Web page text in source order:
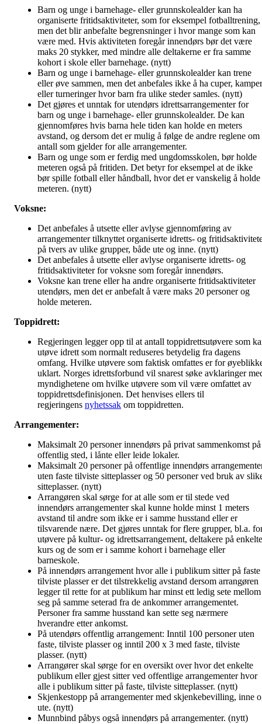
Barn og unge i barnehage- eller grunnskolealder kan ha
organiserte fritidsaktiviteter, som for eksempel fotballtrening,
men det blir anbefalte begrensninger i hvor mange som kan
være med. Hvis aktiviteten foregår innendørs bør det være
maks 20 stykker, med mindre alle deltakerne er fra samme
kohort i skole eller barnehage. (nytt)
Barn og unge i barnehage- eller grunnskolealder kan trene
eller øve sammen, men det anbefales ikke å ha cuper, kamper
eller turneringer hvor barn fra ulike steder samles. (nytt)
Det gjøres et unntak for utendørs idrettsarrangementer for
barn og unge i barnehage- eller grunnskolealder. De kan
gjennomføres hvis barna hele tiden kan holde en meters
avstand, og dersom det er mulig å følge de andre reglene om
antall som gjelder for alle arrangementer.
Barn og unge som er ferdig med ungdomsskolen, bør holde
meteren også på fritiden. Det betyr for eksempel at de ikke
bør spille fotball eller håndball, hvor det er vanskelig å holde
meteren. (nytt)
Voksne:
Det anbefales å utsette eller avlyse gjennomføring av
arrangementer tilknyttet organiserte idretts- og
på tvers av ulike grupper, både ute og inne. (nytt)
Det anbefales å utsette eller avlyse organiserte idretts- og
fritidsaktiviteter for voksne som foregår innendørs.
Voksne kan trene eller ha andre organiserte fritidsaktiviteter
utendørs, men det er anbefalt å være maks 20 personer og
holde meteren.
Toppidrett:
Regjeringen legger opp til at antall toppidrettsutøvere som
utøve idrett som normalt reduseres betydelig fra dagens
omfang. Hvilke utøvere som faktisk omfattes er for
uklart. Norges idrettsforbund vil snarest søke avklaringer
myndighetene om hvilke utøvere som vil være omfattet av
toppidrettsdefinisjonen. Det henvises ellers til
regjeringens nyhetssak om toppidretten.
Arrangementer:
Maksimalt 20 personer innendørs på privat sammenkomst på
offentlig sted, i lånte eller leide lokaler.
Maksimalt 20 personer på offentlige innendørs
uten faste tilviste sitteplasser og 50 personer ved bruk av
sitteplasser. (nytt)
Arrangøren skal sørge for at alle som er til stede ved
innendørs arrangementer skal kunne holde minst 1 meters
avstand til andre som ikke er i samme husstand eller er
tilsvarende nære. Det gjøres unntak for flere grupper, bl.a.
utøvere på kultur- og idrettsarrangement, deltakere på enkelte
kurs og de som er i samme kohort i barnehage eller
barneskole.
På innendørs arrangement hvor alle i publikum sitter på faste
tilviste plasser er det tilstrekkelig avstand dersom arrangøren
legger til rette for at publikum har minst ett ledig sete mellom
seg på samme seterad fra de ankommer arrangementet.
Personer fra samme husstand kan sette seg nærmere
hverandre etter ankomst.
På utendørs offentlig arrangement: Inntil 100 personer uten
faste, tilviste plasser og inntil 200 x 3 med faste, tilviste
plasser. (nytt)
Arrangører skal sørge for en oversikt over hvor det enkelte
publikum eller gjest sitter ved offentlige arrangementer hvor
alle i publikum sitter på faste, tilviste sitteplasser. (nytt)
Skjenkestopp på arrangementer med skjenkebevilling, inne
ute. (nytt)
Munnbind påbys også innendørs på arrangementer. (nytt)